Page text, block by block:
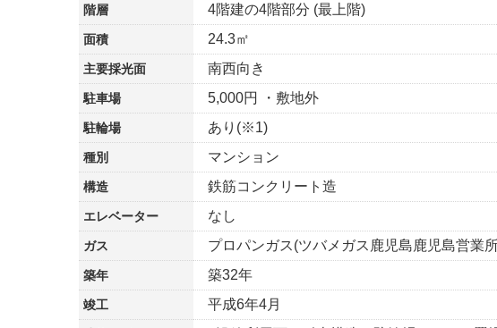
階層 4階建の4階部分 (最上階)
面積 24.3㎡
主要採光面 南西向き
駐車場 5,000円 ・敷地外
駐輪場 あり(※1)
種別 マンション
構造 鉄筋コンクリート造
エレベーター なし
ガス プロパンガス(ツバメガス鹿児島鹿児島営業
築年 築32年
竣工 平成6年4月